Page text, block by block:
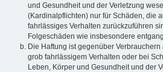
und Gesundheit und der Verletzung
(Kardinalpflichten) nur für Schäden, die
fahrlässiges Verhalten zurückzuführen
Folgeschäden wie insbesondere
Die Haftung ist gegenüber
grob fahrlässigem Verhalten oder bei
Leben, Körper und Gesundheit und der